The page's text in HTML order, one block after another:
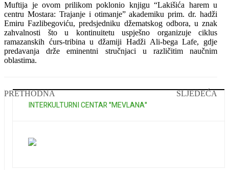
Muftija je ovom prilikom poklonio knjigu “Lakišića harem u
centru Mostara: Trajanje i otimanje” akademiku prim. dr. hadži
Emiru Fazlibegoviću, predsjedniku džematskog odbora, u znak
zahvalnosti što u kontinuitetu uspješno organizuje ciklus
ramazanskih ćurs-tribina u džamiji Hadži Ali-bega Lafe, gdje
predavanja drže eminentni stručnjaci u različitim naučnim
oblastima.
PRETHODNA SLJEDEĆA
INTERKULTURNI CENTAR "MEVLANA"